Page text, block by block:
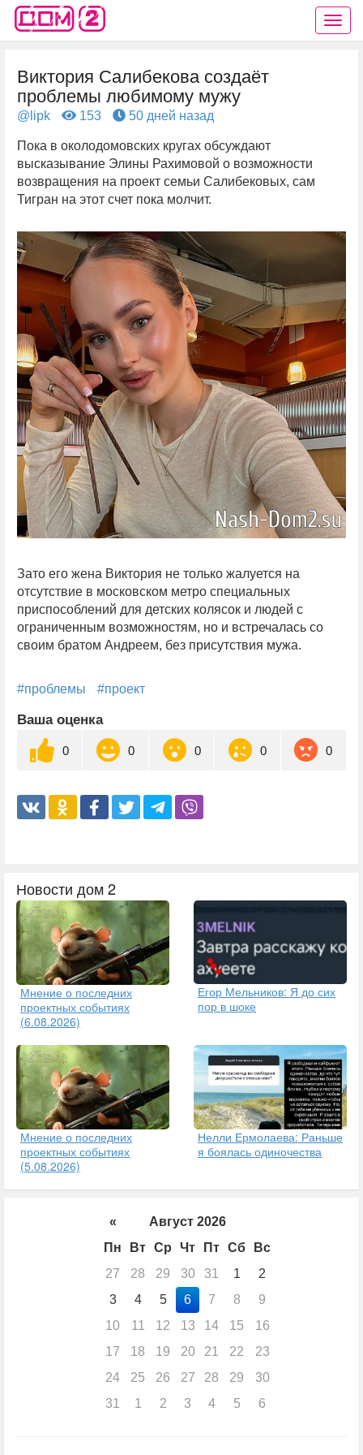
Виктория Салибекова создаёт
проблемы любимому мужу
@lipk 153 50 дней назад
Пока в околодомовских кругах обсуждают
высказывание Элины Рахимовой о возможности
возвращения на проект семьи Салибековых, сам
Тигран на этот счет пока молчит.
Зато его жена Виктория не только жалуется на
отсутствие в московском метро специальных
приспособлений для детских колясок и людей с
ограниченным возможностям, но и встречалась со
своим братом Андреем, без присутствия мужа.
#проблемы #проект
Ваша оценка
0 0 0 0 0
Новости дом 2
Мнение о последних
проектных событиях
(6.08.2026)
Егор Мельников: Я до сих
пор в шоке
Мнение о последних
проектных событиях
(5.08.2026)
Нелли Ермолаева: Раньше
я боялась одиночества
«
Август 2026
Пн
Вт Ср Чт Пт Сб
Вс
27
28 29 30 31 1
2
3
4 5 6 7 8
9
10
11 12 13 14 15
16
17
18 19 20 21 22
23
24
25 26 27 28 29
30
31
1 2 3 4 5 6